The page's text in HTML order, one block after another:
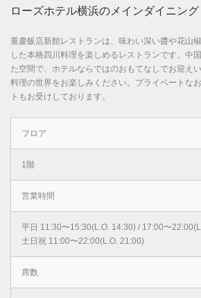
ローズホテル横浜のメインダイニング
重慶飯店新館レストランは、味わい深い醬や花山
した本格四川料理を楽しめるレストランです。中
た空間で、ホテルならではのおもてなしでお迎え
料理の世界をお楽しみください。プライベートな
トもお受けしております。
フロア
1階
営業時間
平日 11:30〜15:30(L.O. 14:30) / 17:00〜
土日祝 11:00〜22:00(L.O. 21:00)
席数